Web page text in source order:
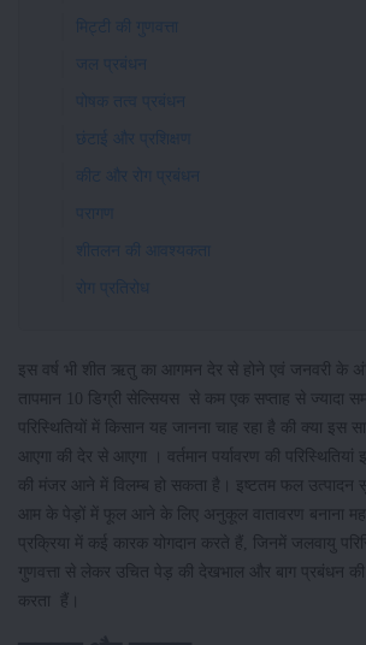
मिट्टी की गुणवत्ता
जल प्रबंधन
पोषक तत्व प्रबंधन
छंटाई और प्रशिक्षण
कीट और रोग प्रबंधन
परागण
शीतलन की आवश्यकता
रोग प्रतिरोध
इस वर्ष भी शीत ऋतु का आगमन देर से होने एवं जनवरी के
तापमान 10 डिग्री सेल्सियस से कम एक सप्ताह से ज्यादा
परिस्थितियों में किसान यह जानना चाह रहा है की क्या
आएगा की देर से आएगा । वर्तमान पर्यावरण की
की मंजर आने में विलम्ब हो सकता है। इष्टतम फल उत्पादन
आम के पेड़ों में फूल आने के लिए अनुकूल वातावरण बनाना
प्रक्रिया में कई कारक योगदान करते हैं, जिनमें जलवायु
गुणवत्ता से लेकर उचित पेड़ की देखभाल और बाग प्रबंधन की
करता हैं।